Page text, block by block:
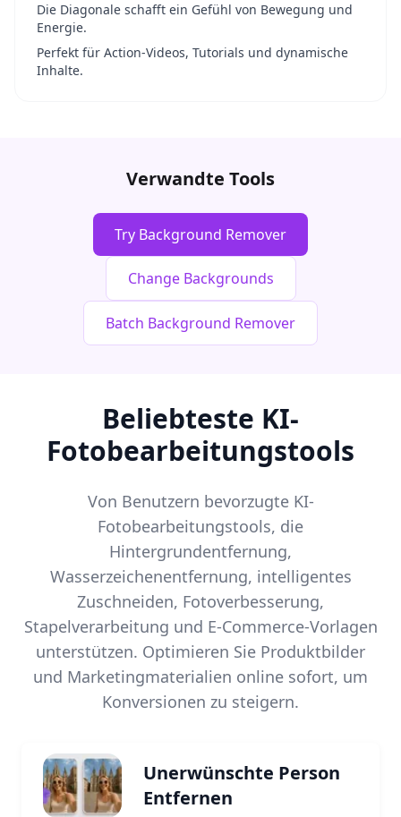
Die Diagonale schafft ein Gefühl von Bewegung und
Energie.
Perfekt für Action-Videos, Tutorials und dynamische
Inhalte.
Verwandte Tools
Try Background Remover
Change Backgrounds
Batch Background Remover
Beliebteste KI-
Fotobearbeitungstools
Von Benutzern bevorzugte KI-
Fotobearbeitungstools, die
Hintergrundentfernung,
Wasserzeichenentfernung, intelligentes
Zuschneiden, Fotoverbesserung,
Stapelverarbeitung und E-Commerce-Vorlagen
unterstützen. Optimieren Sie Produktbilder
und Marketingmaterialien online sofort, um
Konversionen zu steigern.
Unerwünschte Person
Entfernen